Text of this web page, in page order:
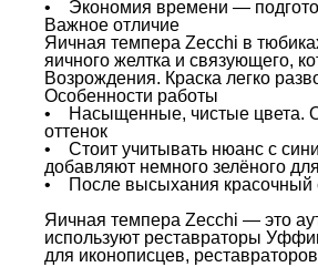
• Экономия времени —
Важное отличие
Яичная темпера Zecchi в
яичного желтка и связующего,
Возрождения. Краска легко
Особенности работы
• Насыщенные, чистые цвета.
оттенок
• Стоит учитывать нюанс с
добавляют немного зелёного
• После высыхания красочный
Яичная темпера Zecchi — это
используют реставраторы
для иконописцев,